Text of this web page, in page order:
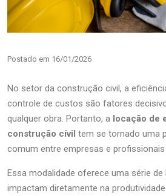
Postado em 16/01/2026
No setor da construção civil, a
controle de custos são fatores
qualquer obra. Portanto, a locação de
construção cívil tem se tornado uma
comum entre empresas e profissionais
Essa modalidade oferece uma série
impactam diretamente na